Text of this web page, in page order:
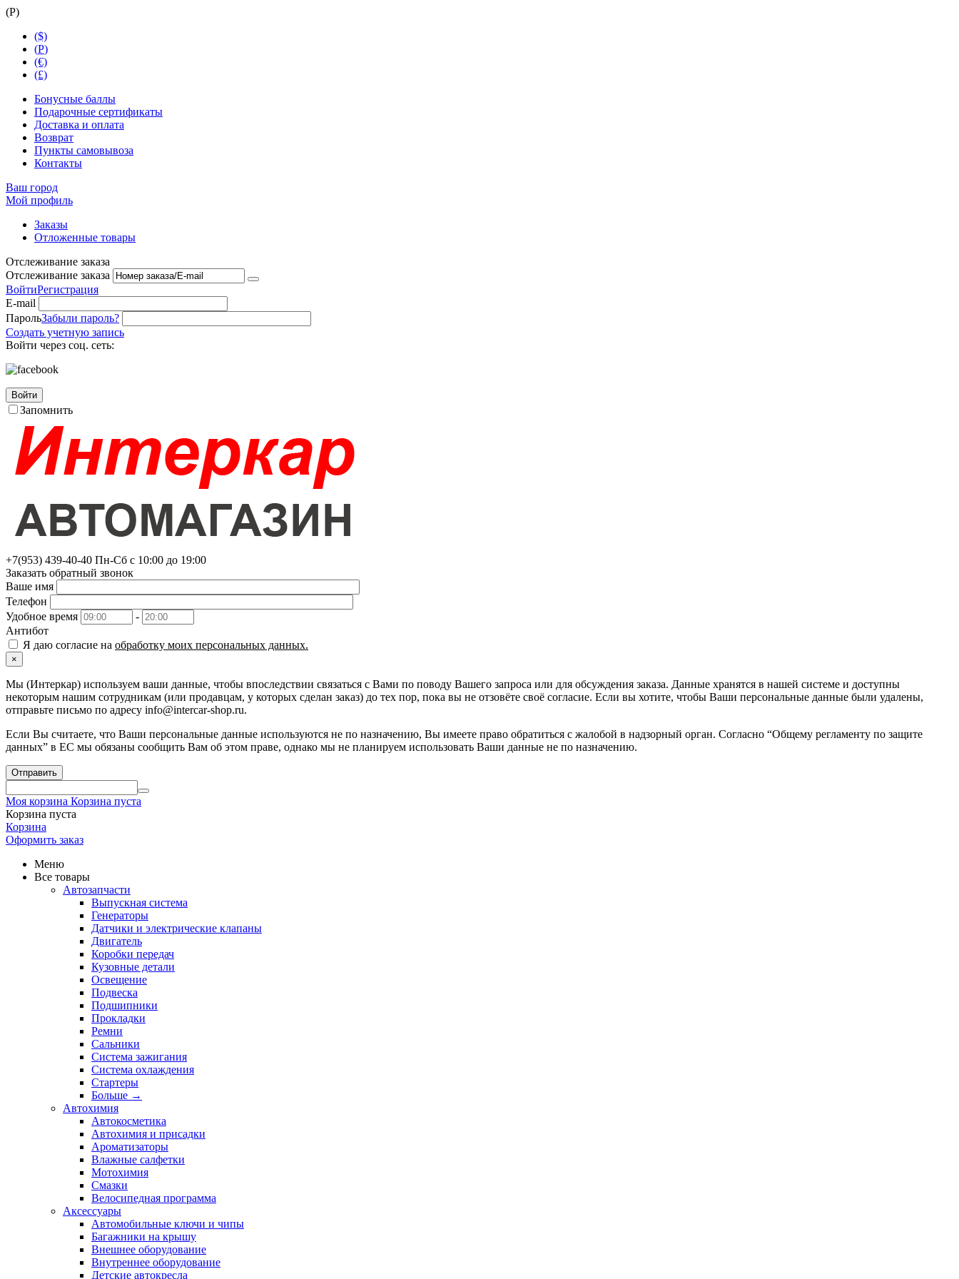
(Р)
($)
(Р)
(€)
(£)
Бонусные баллы
Подарочные сертификаты
Доставка и оплата
Возврат
Пункты самовывоза
Контакты
Ваш город
Мой профиль
Заказы
Отложенные товары
Отслеживание заказа
Отслеживание заказа
ВойтиРегистрация
E-mail
ПарольЗабыли пароль?
Создать учетную запись
Войти через соц. сеть:
Войти
Запомнить
+7(953) 439-40-40 Пн-Сб с 10:00 до 19:00
Заказать обратный звонок
Ваше имя
Телефон
Удобное время
-
Антибот
Я даю согласие на обработку моих персональных данных.
×
Мы (Интеркар) используем ваши данные, чтобы впоследствии связаться с Вами по поводу Вашего запроса или для обсуждения заказа. Данные хранятся в нашей системе и доступны
некоторым нашим сотрудникам (или продавцам, у которых сделан заказ) до тех пор, пока вы не отзовёте своё согласие. Если вы хотите, чтобы Ваши персональные данные были удалены,
отправьте письмо по адресу info@intercar-shop.ru.
Если Вы считаете, что Ваши персональные данные используются не по назначению, Вы имеете право обратиться с жалобой в надзорный орган. Согласно “Общему регламенту по защите
данных” в ЕС мы обязаны сообщить Вам об этом праве, однако мы не планируем использовать Ваши данные не по назначению.
Отправить
Моя корзина Корзина пуста
Корзина пуста
Корзина
Оформить заказ
Меню
Все товары
Автозапчасти
Выпускная система
Генераторы
Датчики и электрические клапаны
Двигатель
Коробки передач
Кузовные детали
Освещение
Подвеска
Подшипники
Прокладки
Ремни
Сальники
Система зажигания
Система охлаждения
Стартеры
Больше →
Автохимия
Автокосметика
Автохимия и присадки
Ароматизаторы
Влажные салфетки
Мотохимия
Смазки
Велосипедная программа
Аксессуары
Автомобильные ключи и чипы
Багажники на крышу
Внешнее оборудование
Внутреннее оборудование
Детские автокресла